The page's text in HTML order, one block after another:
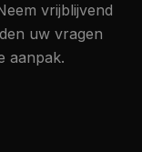
vrijblijvend
uw vragen
aanpak.